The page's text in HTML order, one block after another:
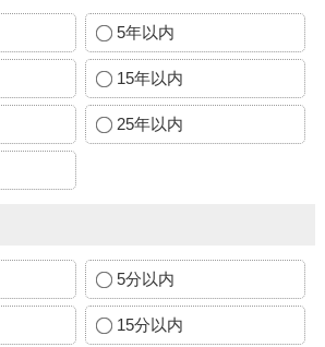
5年以内
15年以内
25年以内
5分以内
15分以内